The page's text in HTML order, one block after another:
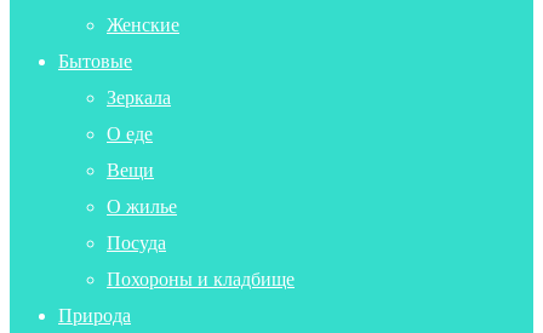
Женские
Бытовые
Зеркала
О еде
Вещи
О жилье
Посуда
Похороны и кладбище
Природа